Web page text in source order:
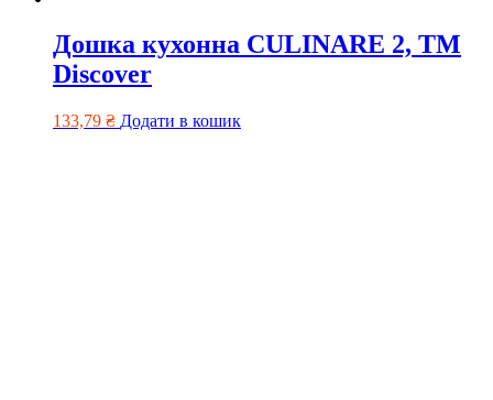
Дошка кухонна CULINARE 2, TM
Discover
133,79 ₴ Додати в кошик